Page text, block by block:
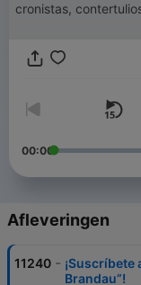
cronistas,
participación de los
00:00
Afleveringen
11240 - ¡Suscríbete
Brandau”!